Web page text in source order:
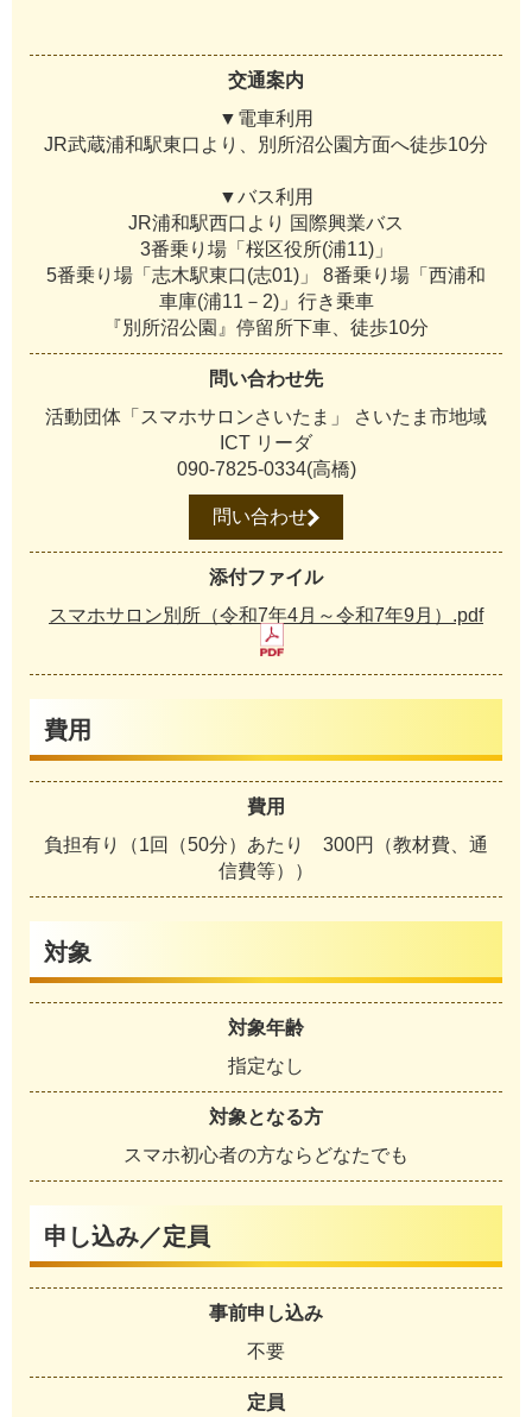
交通案内
▼電車利用
JR武蔵浦和駅東口より、別所沼公園方面へ徒歩10分
▼バス利用
JR浦和駅西口より 国際興業バス
3番乗り場「桜区役所(浦11)」
5番乗り場「志木駅東口(志01)」 8番乗り場「西浦和
車庫(浦11－2)」行き乗車
『別所沼公園』停留所下車、徒歩10分
問い合わせ先
活動団体「スマホサロンさいたま」 さいたま市地域
ICT リーダ
090-7825-0334(高橋)
問い合わせ
添付ファイル
スマホサロン別所（令和7年4月～令和7年9月）.pdf
費用
費用
負担有り（1回（50分）あたり 300円（教材費、通
信費等））
対象
対象年齢
指定なし
対象となる方
スマホ初心者の方ならどなたでも
申し込み／定員
事前申し込み
不要
定員